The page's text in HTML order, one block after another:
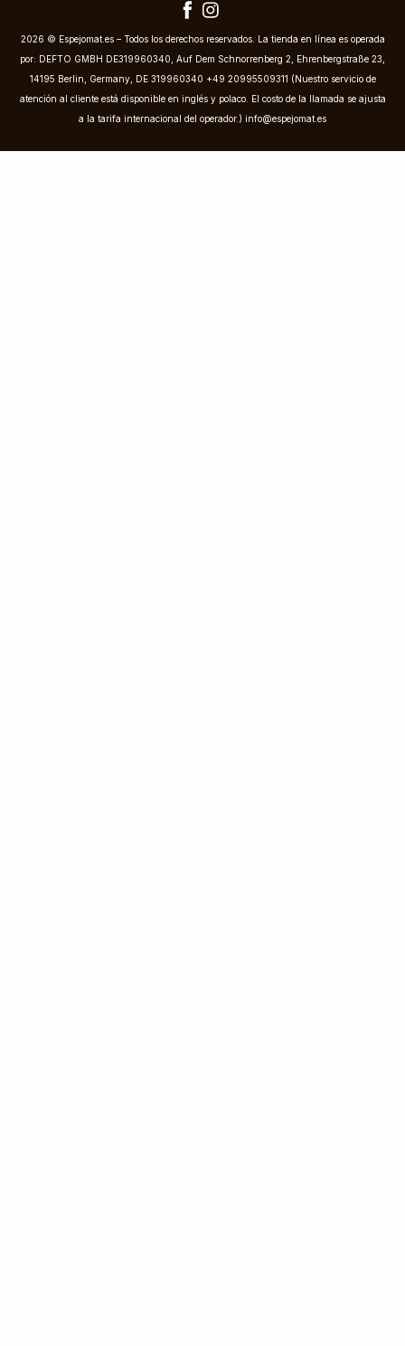
2026 © Espejomat.es – Todos los derechos reservados. La tienda en línea es operada
por: DEFTO GMBH DE319960340, Auf Dem Schnorrenberg 2, Ehrenbergstraße 23,
14195 Berlin, Germany, DE 319960340 +49 20995509311 (Nuestro servicio de
atención al cliente está disponible en inglés y polaco. El costo de la llamada se ajusta
a la tarifa internacional del operador.) info@espejomat.es